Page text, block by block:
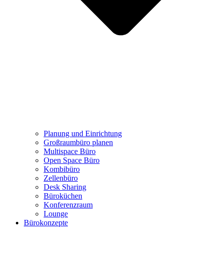
Planung und Einrichtung
Großraumbüro planen
Multispace Büro
Open Space Büro
Kombibüro
Zellenbüro
Desk Sharing
Büroküchen
Konferenzraum
Lounge
Bürokonzepte